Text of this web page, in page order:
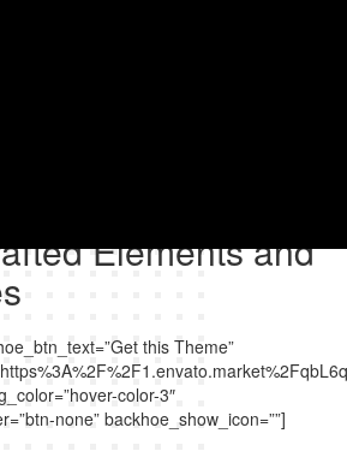
Elements and
this Theme”
color-3″
none” backhoe_show_icon=””]